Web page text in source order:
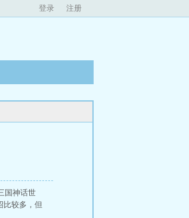
登录 注册
国神话世
比较多，但